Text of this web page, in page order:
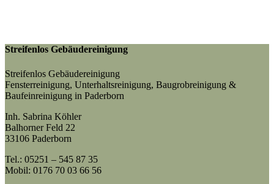
Streifenlos Gebäudereinigung
Streifenlos Gebäudereinigung
Fensterreinigung, Unterhaltsreinigung, Baugrobreinigung &
Baufeinreinigung in Paderborn
Inh. Sabrina Köhler
Balhorner Feld 22
33106 Paderborn
Tel.: 05251 – 545 87 35
Mobil: 0176 70 03 66 56